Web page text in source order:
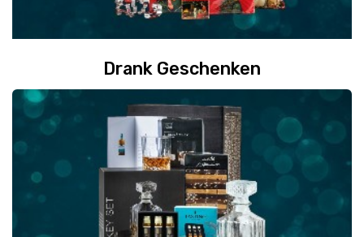
Drank Geschenken